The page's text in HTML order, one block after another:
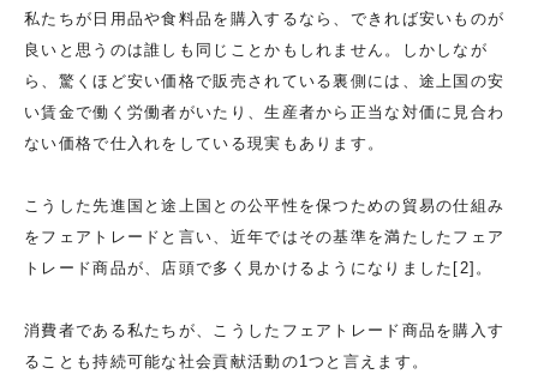
私たちが日用品や食料品を購入するなら、できれば安いものが
良いと思うのは誰しも同じことかもしれません。しかしなが
ら、驚くほど安い価格で販売されている裏側には、途上国の安
い賃金で働く労働者がいたり、生産者から正当な対価に見合わ
ない価格で仕入れをしている現実もあります。
こうした先進国と途上国との公平性を保つための貿易の仕組み
をフェアトレードと言い、近年ではその基準を満たしたフェア
トレード商品が、店頭で多く見かけるようになりました[2]。
消費者である私たちが、こうしたフェアトレード商品を購入す
ることも持続可能な社会貢献活動の1つと言えます。